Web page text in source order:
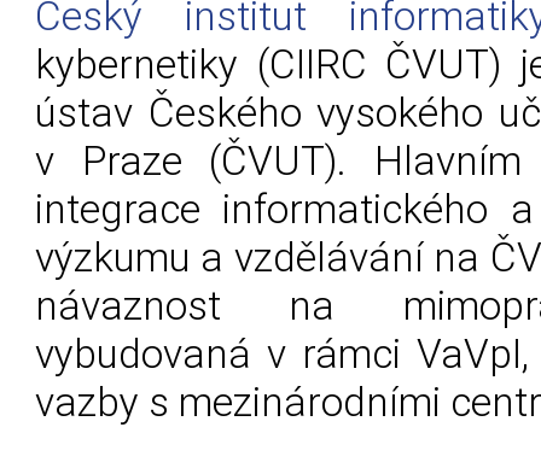
Český institut
kybernetiky (CIIRC ČVUT)
ústav Českého vysokého
v Praze (ČVUT).
integrace informatického
výzkumu a vzdělávání na
návaznost na
vybudovaná v rámci
vazby s mezinárodními